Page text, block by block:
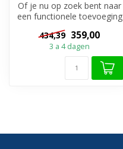
Of je nu op zoek bent naar
een functionele toevoeging
aan je toiletruimte of een...
434,39 359,00
3 a 4 dagen